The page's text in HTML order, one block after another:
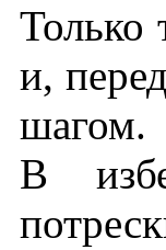
Только
и,
шагом.
В